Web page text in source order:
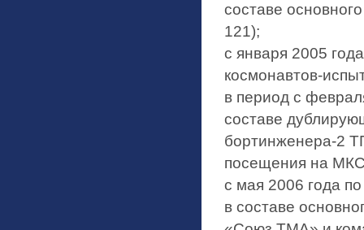
составе
121);
с января 2005
космонавтов-
в период с
составе
бортинженера-2
посещения на
с мая 2006 года
в составе